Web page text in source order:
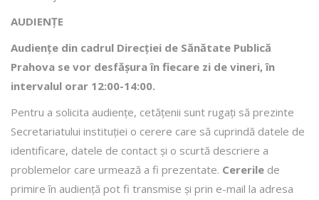
AUDIENȚE
Audiențe din cadrul Direcţiei de Sănătate Publică
Prahova se vor desfăşura în fiecare zi de vineri, în
intervalul orar 12:00-14:00.
Pentru a solicita audienţe, cetăţenii sunt rugaţi să prezinte
Secretariatului instituției o cerere care să cuprindă datele de
identificare, datele de contact şi o scurtă descriere a
problemelor care urmează a fi prezentate. Cererile de
primire în audienţă pot fi transmise şi prin e-mail la adresa